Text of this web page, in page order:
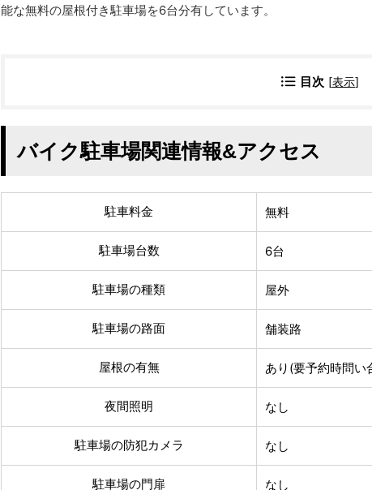
能な無料の屋根付き駐車場を6台分有しています。
目次 [表示]
バイク駐車場関連情報&アクセス
駐車料金 無料
駐車場台数 6台
駐車場の種類 屋外
駐車場の路面 舗装路
屋根の有無 あり(要予約時問い
夜間照明 なし
駐車場の防犯カメラ なし
駐車場の門扉 なし